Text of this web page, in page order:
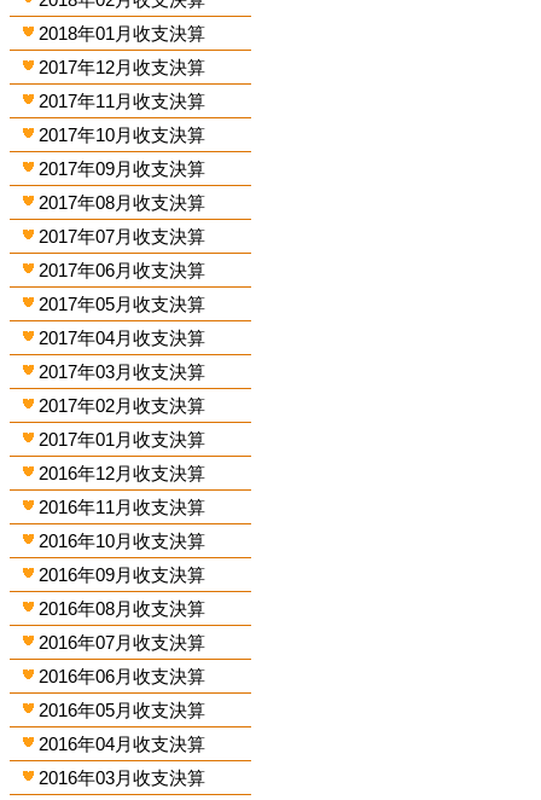
2018年01月收支決算
2017年12月收支決算
2017年11月收支決算
2017年10月收支決算
2017年09月收支決算
2017年08月收支決算
2017年07月收支決算
2017年06月收支決算
2017年05月收支決算
2017年04月收支決算
2017年03月收支決算
2017年02月收支決算
2017年01月收支決算
2016年12月收支決算
2016年11月收支決算
2016年10月收支決算
2016年09月收支決算
2016年08月收支決算
2016年07月收支決算
2016年06月收支決算
2016年05月收支決算
2016年04月收支決算
2016年03月收支決算